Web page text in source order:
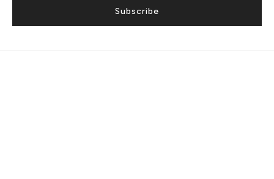
Subscribe